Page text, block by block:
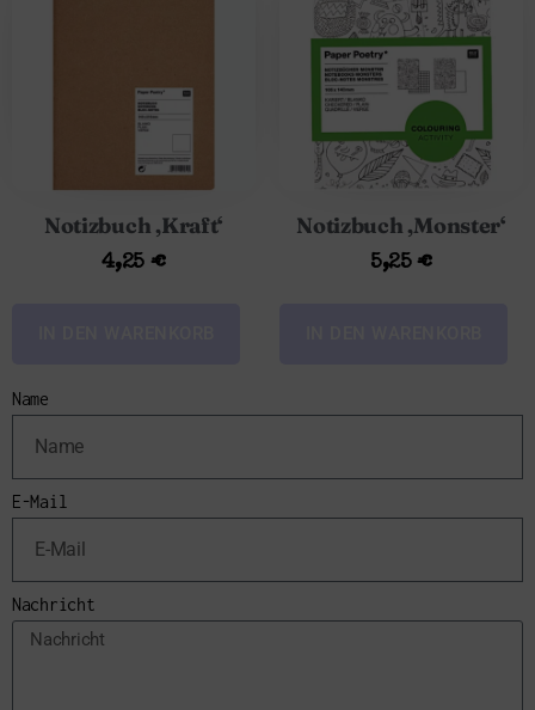
Notizbuch ‚Kraft‘
4,25 €
Notizbuch ‚Monster‘
5,25€
Name
E-Mail
Nachricht